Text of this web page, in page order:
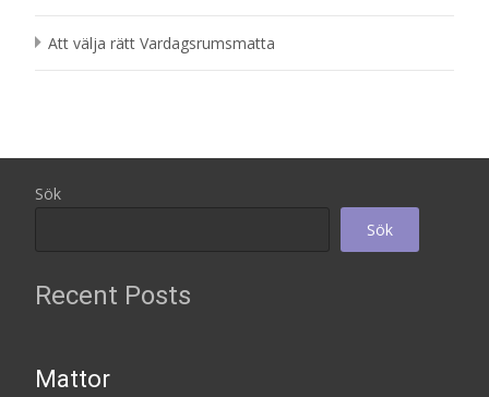
Att välja rätt Vardagsrumsmatta
Sök
Sök
Recent Posts
Mattor